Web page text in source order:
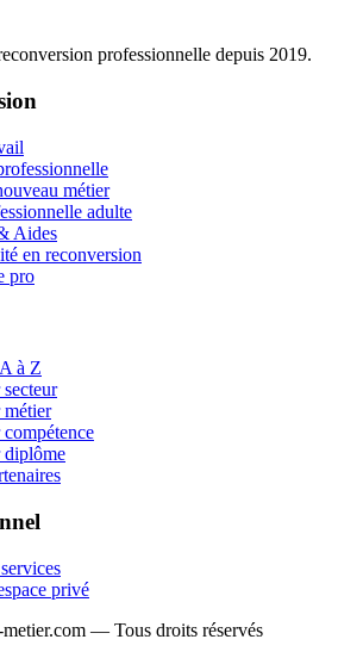
professionnelle depuis 2019.
métier
adulte
Aides
en reconversion
pro
à Z
métier
diplôme
privé
— Tous droits réservés